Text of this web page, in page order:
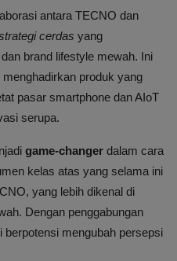
antara TECNO dan
cerdas yang
brand lifestyle mewah. Ini
produk yang
pasar smartphone dan AIoT
serupa.
game-changer dalam cara
kelas atas yang selama ini
yang lebih dikenal di
Dengan penggabungan
mengubah persepsi